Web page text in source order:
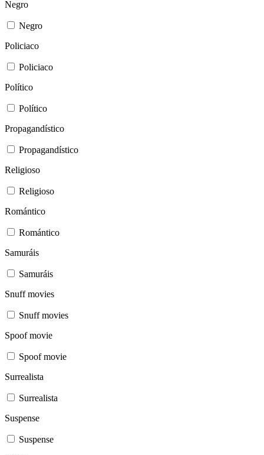
Negro
Negro
Policiaco
Policiaco
Político
Político
Propagandístico
Propagandístico
Religioso
Religioso
Romántico
Romántico
Samuráis
Samuráis
Snuff movies
Snuff movies
Spoof movie
Spoof movie
Surrealista
Surrealista
Suspense
Suspense